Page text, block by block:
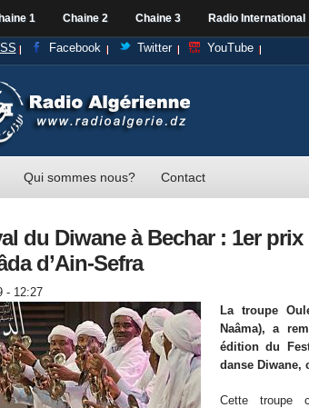
1 Chaine 2 Chaine 3 Radio International
Facebook Twitter YouTube
Qui sommes nous? Contact
du Diwane à Bechar : 1er
d’Ain-Sefra
- 12:27
La troupe
Naâma), a
édition du
danse Diwane,
Cette troupe